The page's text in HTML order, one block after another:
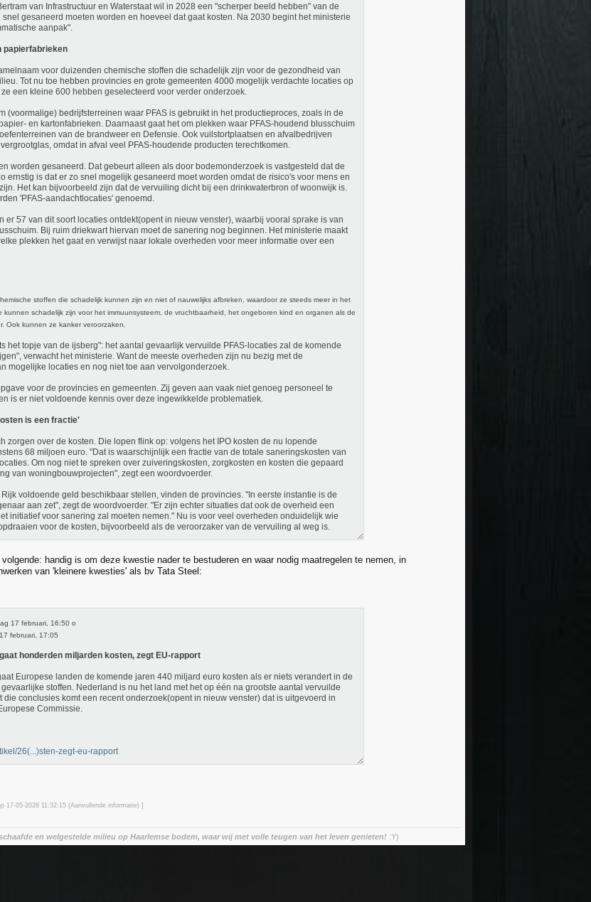
van Infrastructuur en Waterstaat wil in 2028 een "scherper beeld hebben" van de
snel gesaneerd moeten worden en hoeveel dat gaat kosten. Na 2030 begint het ministerie
aanpak".
papierfabrieken
voor duizenden chemische stoffen die schadelijk zijn voor de gezondheid van
Tot nu toe hebben provincies en grote gemeenten 4000 mogelijk verdachte locaties op
een kleine 600 hebben geselecteerd voor verder onderzoek.
(voormalige) bedrijfsterreinen waar PFAS is gebruikt in het productieproces, zoals in de
en kartonfabrieken. Daarnaast gaat het om plekken waar PFAS-houdend blusschuim
van de brandweer en Defensie. Ook vuilstortplaatsen en afvalbedrijven
omdat in afval veel PFAS-houdende producten terechtkomen.
worden gesaneerd. Dat gebeurt alleen als door bodemonderzoek is vastgesteld dat de
ernstig is dat er zo snel mogelijk gesaneerd moet worden omdat de risico's voor mens en
Het kan bijvoorbeeld zijn dat de vervuiling dicht bij een drinkwaterbron of woonwijk is.
'PFAS-aandachtlocaties' genoemd.
er 57 van dit soort locaties ontdekt(opent in nieuw venster), waarbij vooral sprake is van
Bij ruim driekwart hiervan moet de sanering nog beginnen. Het ministerie maakt
plekken het gaat en verwijst naar lokale overheden voor meer informatie over een
stoffen die schadelijk kunnen zijn en niet of nauwelijks afbreken, waardoor ze steeds meer in het
kunnen schadelijk zijn voor het immuunsysteem, de vruchtbaarheid, het ongeboren kind en organen als de
Ook kunnen ze kanker veroorzaken.
het topje van de ijsberg": het aantal gevaarlijk vervuilde PFAS-locaties zal de komende
verwacht het ministerie. Want de meeste overheden zijn nu bezig met de
mogelijke locaties en nog niet toe aan vervolgonderzoek.
voor de provincies en gemeenten. Zij geven aan vaak niet genoeg personeel te
is er niet voldoende kennis over deze ingewikkelde problematiek.
is een fractie'
zorgen over de kosten. Die lopen flink op: volgens het IPO kosten de nu lopende
68 miljoen euro. "Dat is waarschijnlijk een fractie van de totale saneringskosten van
Om nog niet te spreken over zuiveringskosten, zorgkosten en kosten die gepaard
van woningbouwprojecten", zegt een woordvoerder.
voldoende geld beschikbaar stellen, vinden de provincies. "In eerste instantie is de
aan zet", zegt de woordvoerder. "Er zijn echter situaties dat ook de overheid een
initiatief voor sanering zal moeten nemen." Nu is voor veel overheden onduidelijk wie
voor de kosten, bijvoorbeeld als de veroorzaker van de vervuiling al weg is.
handig is om deze kwestie nader te bestuderen en waar nodig maatregelen te nemen, in
van 'kleinere kwesties' als bv Tata Steel:
17 februari, 16:50 o
februari, 17:05
honderden miljarden kosten, zegt EU-rapport
Europese landen de komende jaren 440 miljard euro kosten als er niets verandert in de
stoffen. Nederland is nu het land met het op één na grootste aantal vervuilde
die conclusies komt een recent onderzoek(opent in nieuw venster) dat is uitgevoerd in
Commissie.
26(...)sten-zegt-eu-rapport
17-05-2026 11:32:15 (Aanvullende informatie) ]
en welgestelde milieu op Haarlemse bodem, waar wij met volle teugen van het leven genieten! :Y)